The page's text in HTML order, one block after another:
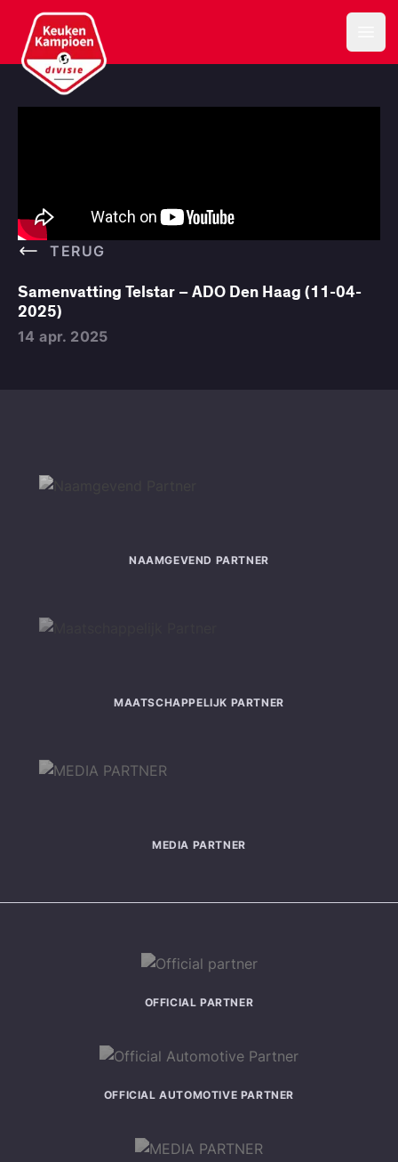
Keuken Kampioen Divisie
TERUG
Samenvatting Telstar – ADO Den Haag (11-04-
2025)
14 apr. 2025
NAAMGEVEND PARTNER
MAATSCHAPPELIJK PARTNER
MEDIA PARTNER
OFFICIAL PARTNER
OFFICIAL AUTOMOTIVE PARTNER